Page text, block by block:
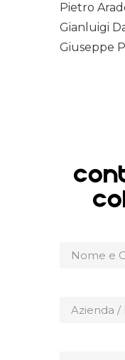
Pietro
Gianluigi
Giuseppe